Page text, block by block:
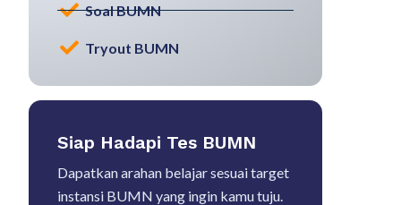
Soal BUMN
Tryout BUMN
Siap Hadapi Tes BUMN
Dapatkan arahan belajar sesuai target
instansi BUMN yang ingin kamu tuju.